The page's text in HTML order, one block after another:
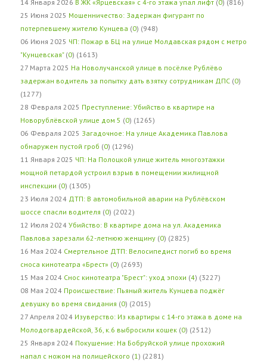
14 Января 2026 В ЖК «Ярцевская» с 4-го этажа упал лифт (0) (816)
25 Июня 2025 Мошенничество: Задержан фигурант по
потерпевшему жителю Кунцева (0) (948)
06 Июня 2025 ЧП: Пожар в БЦ на улице Молдавская рядом с метро
"Кунцевская" (0) (1613)
27 Марта 2025 На Новолучанской улице в посёлке Рублёво
задержан водитель за попытку дать взятку сотрудникам ДПС (0)
(1277)
28 Февраля 2025 Преступление: Убийство в квартире на
Новорублёвской улице дом 5 (0) (1265)
06 Февраля 2025 Загадочное: На улице Академика Павлова
обнаружен пустой гроб (0) (1296)
11 Января 2025 ЧП: На Полоцкой улице житель многоэтажки
мощной петардой устроил взрыв в помещении жилищной
инспекции (0) (1305)
23 Июля 2024 ДТП: В автомобильной аварии на Рублёвском
шоссе спасли водителя (0) (2022)
12 Июля 2024 Убийство: В квартире дома на ул. Академика
Павлова зарезали 62-летнюю женщину (0) (2825)
16 Мая 2024 Смертельное ДТП: Велосипедист погиб во время
сноса кинотеатра «Брест» (0) (2693)
15 Мая 2024 Снос кинотеатра "Брест": уход эпохи (4) (3227)
08 Мая 2024 Происшествие: Пьяный житель Кунцева поджёг
девушку во время свидания (0) (2015)
27 Апреля 2024 Изуверство: Из квартиры с 14-го этажа в доме на
Молодогвардейской, 36, к.6 выбросили кошек (0) (2512)
25 Января 2024 Покушение: На Бобруйской улице прохожий
напал с ножом на полицейского (1 ) (2281)